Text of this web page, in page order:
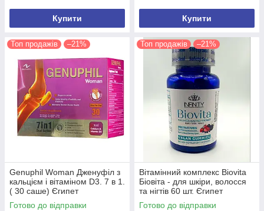
Купити Купити
Топ продажів –21%
Genuphil Woman Дженуфіл з
кальцієм і вітаміном D3. 7 в 1.
( 30 саше) Єгипет
Готово до відправки
Топ продажів –21%
Вітамінний комплекс Biovita
Біовіта - для шкіри, волосся
та нігтів 60 шт. Єгипет
Оригінал
Готово до відправки